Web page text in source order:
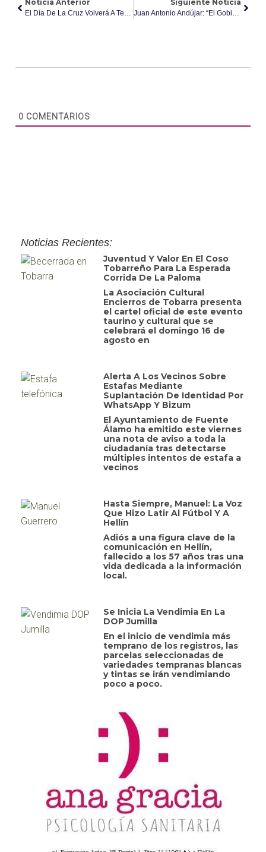
Noticia Anterior
El Día De La Cruz Volverá A Tener Una Celebración Llena De Cultura Y Tradición En Hellín
Siguiente Noticia
Juan Antonio Andújar: “El Gobierno De Manuel Serena Ha Perdido Dos Años”
0 COMENTARIOS
Noticias Recientes:
Juventud Y Valor En El Coso
Tobarreño Para La Esperada
Corrida De La Paloma
La Asociación Cultural
Encierros de Tobarra presenta
el cartel oficial de este evento
taurino y cultural que se
celebrará el domingo 16 de
agosto en
Alerta A Los Vecinos Sobre
Estafas Mediante
Suplantación De Identidad Por
WhatsApp Y Bizum
El Ayuntamiento de Fuente
Álamo ha emitido este viernes
una nota de aviso a toda la
ciudadanía tras detectarse
múltiples intentos de estafa a
vecinos
Hasta Siempre, Manuel: La Voz
Que Hizo Latir Al Fútbol Y A
Hellín
Adiós a una figura clave de la
comunicación en Hellín,
fallecido a los 57 años tras una
vida dedicada a la información
local.
Se Inicia La Vendimia En La
DOP Jumilla
En el inicio de vendimia más
temprano de los registros, las
parcelas seleccionadas de
variedades tempranas blancas
y tintas se irán vendimiando
poco a poco.